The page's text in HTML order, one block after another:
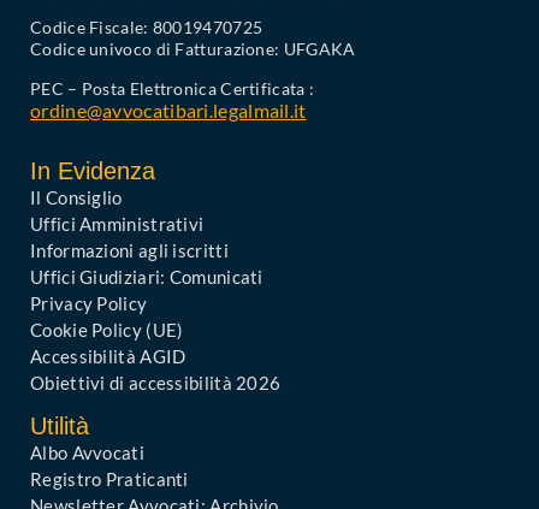
Codice Fiscale: 80019470725
Codice univoco di Fatturazione: UFGAKA
PEC – Posta Elettronica Certificata :
ordine@avvocatibari.legalmail.it
In Evidenza
Il Consiglio
Uffici Amministrativi
Informazioni agli iscritti
Uffici Giudiziari: Comunicati
Privacy Policy
Cookie Policy (UE)
Accessibilità AGID
Obiettivi di accessibilità 2026
Utilità
Albo Avvocati
Registro Praticanti